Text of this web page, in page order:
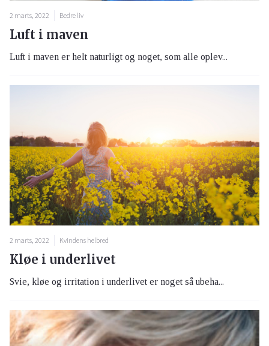
2 marts, 2022 Bedre liv
Luft i maven
Luft i maven er helt naturligt og noget, som alle oplev...
2 marts, 2022 Kvindens helbred
Kløe i underlivet
Svie, kløe og irritation i underlivet er noget så ubeha...